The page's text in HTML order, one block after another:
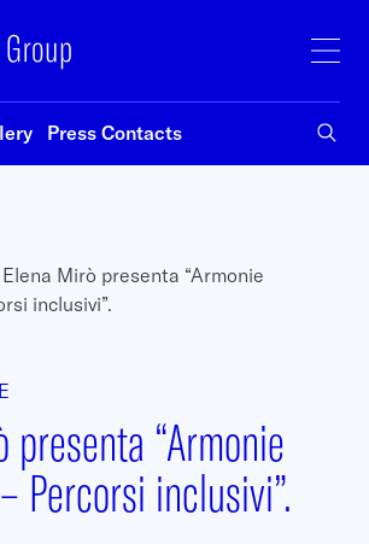
Press Contacts
Elena Mirò presenta “Armonie
inclusivi”.
presenta “Armonie
Percorsi inclusivi”.